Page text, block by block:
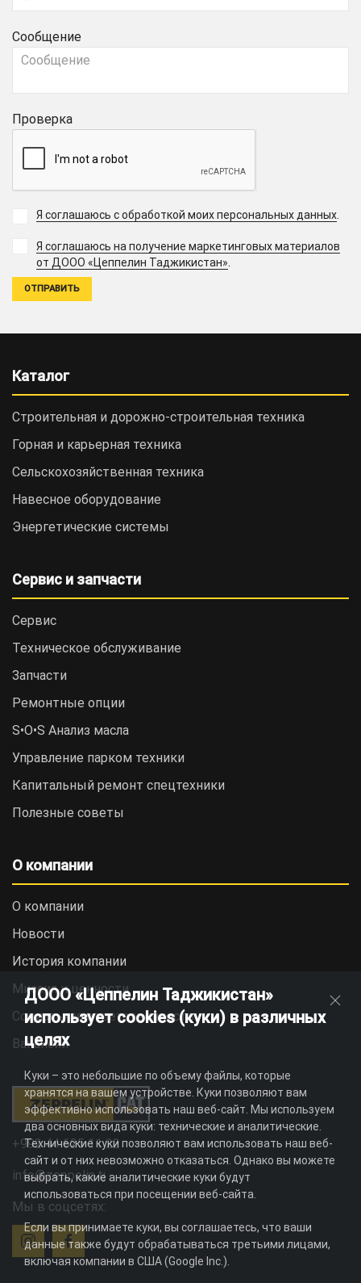
Сообщение
Проверка
Я соглашаюсь с обработкой моих персональных данных
Я соглашаюсь на получение маркетинговых материалов
от ДООО «Цеппелин Таджикистан».
Каталог
Строительная и дорожно-cтроительная техника
Горная и карьерная техника
Сельскохозяйственная техника
Навесное оборудование
Энергетические системы
Сервис и запчасти
Сервис
Техническое обслуживание
Запчасти
Ремонтные опции
S•O•S Анализ масла
Управление парком техники
Капитальный ремонт спецтехники
Полезные советы
О компании
О компании
Новости
История компании
Миссия и ценности
Социальная ответственность
Вакансии
+992 44 625 11 22
info@zeppelin.tj
Мы в соцсетях:
ДООО «Цеппелин Таджикистан»
использует cookies (куки) в различных
целях
Куки – это небольшие по объему файлы, которые
хранятся на вашем устройстве. Куки позволяют вам
эффективно использовать наш веб-сайт. Мы используем
два основных вида куки: технические и аналитические.
Технические куки позволяют вам использовать наш веб-
сайт и от них невозможно отказаться. Однако вы можете
выбрать, какие аналитические куки будут
использоваться при посещении веб-сайта.
Если вы принимаете куки, вы соглашаетесь, что ваши
данные также будут обрабатываться третьими лицами,
включая компании в США (Google Inc.).